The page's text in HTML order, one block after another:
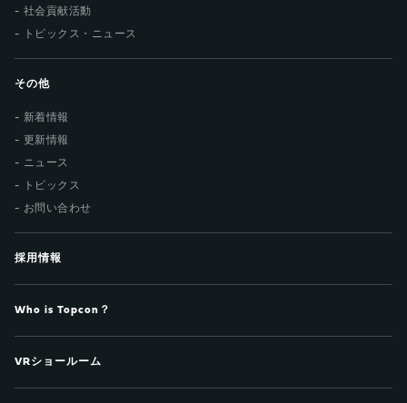
社会貢献活動
トピックス・ニュース
その他
新着情報
更新情報
ニュース
トピックス
お問い合わせ
採用情報
Who is Topcon？
VRショールーム